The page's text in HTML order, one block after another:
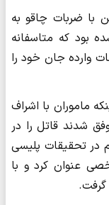
با ضربات چاقو به
بود که متاسفانه
وارده جان خود را
ماموران با اشراف
شدند قاتل را در
در تحقیقات پلیسی
عنوان کرد و با
گرفت.